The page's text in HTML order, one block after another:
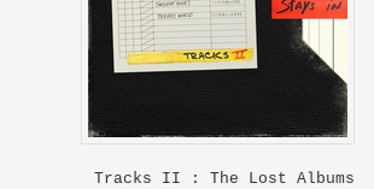
Tracks II : The Lost Albums